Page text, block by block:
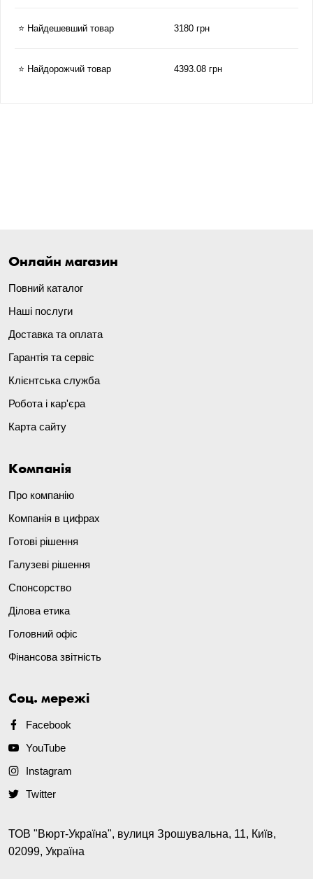
⭐ Найдешевший товар 3180 грн
⭐ Найдорожчий товар 4393.08 грн
Онлайн магазин
Повний каталог
Наші послуги
Доставка та оплата
Гарантія та сервіс
Клієнтська служба
Робота і кар'єра
Карта сайту
Компанія
Про компанію
Компанія в цифрах
Готові рішення
Галузеві рішення
Спонсорство
Ділова етика
Головний офіс
Фінансова звітність
Соц. мережі
Facebook
YouTube
Instagram
Twitter
ТОВ "Вюрт-Україна", вулиця Зрошувальна, 11, Київ,
02099, Україна